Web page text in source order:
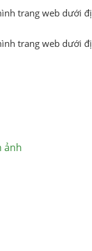
trang web dưới
trang web dưới
ảnh